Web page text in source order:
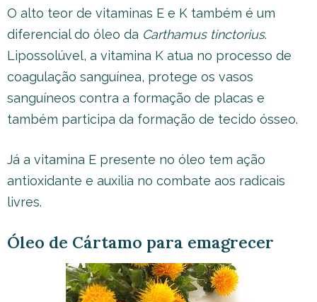
O alto teor de vitaminas E e K também é um
diferencial do óleo da Carthamus tinctorius.
Lipossolúvel, a vitamina K atua no processo de
coagulação sanguínea, protege os vasos
sanguíneos contra a formação de placas e
também participa da formação de tecido ósseo.
Já a vitamina E presente no óleo tem ação
antioxidante e auxilia no combate aos radicais
livres.
Óleo de Cártamo para emagrecer